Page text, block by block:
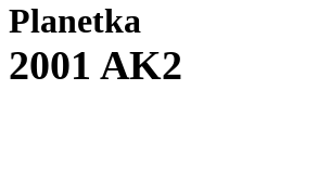
Planetka
2001 AK2